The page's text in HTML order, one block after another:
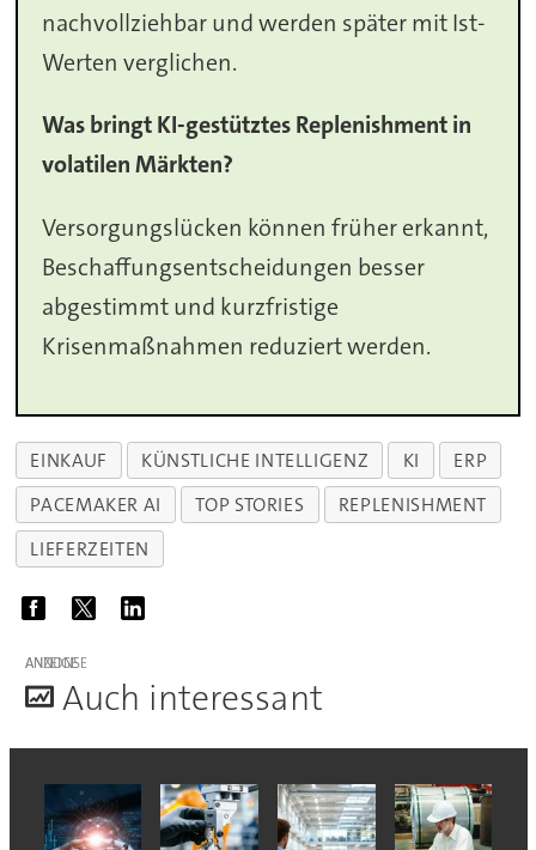
nachvollziehbar und werden später mit Ist-
Werten verglichen.
Was bringt KI-gestütztes Replenishment in
volatilen Märkten?
Versorgungslücken können früher erkannt,
Beschaffungsentscheidungen besser
abgestimmt und kurzfristige
Krisenmaßnahmen reduziert werden.
EINKAUF KÜNSTLICHE INTELLIGENZ KI
ERP
PACEMAKER AI
TOP STORIES
REPLENISHMENT
LIEFERZEITEN
ANZEIGE
Auch interessant